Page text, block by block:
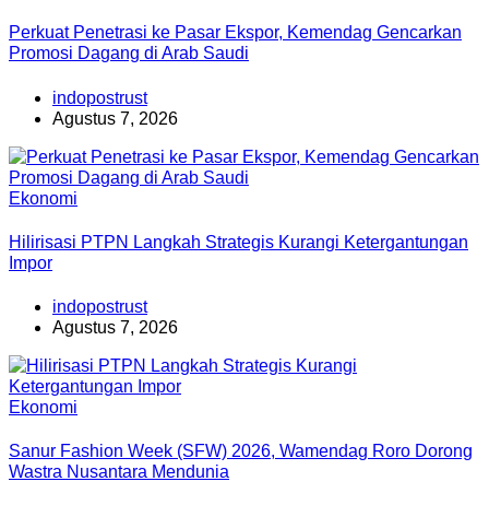
Perkuat Penetrasi ke Pasar Ekspor, Kemendag Gencarkan
Promosi Dagang di Arab Saudi
indopostrust
Agustus 7, 2026
Ekonomi
Hilirisasi PTPN Langkah Strategis Kurangi Ketergantungan
Impor
indopostrust
Agustus 7, 2026
Ekonomi
Sanur Fashion Week (SFW) 2026, Wamendag Roro Dorong
Wastra Nusantara Mendunia